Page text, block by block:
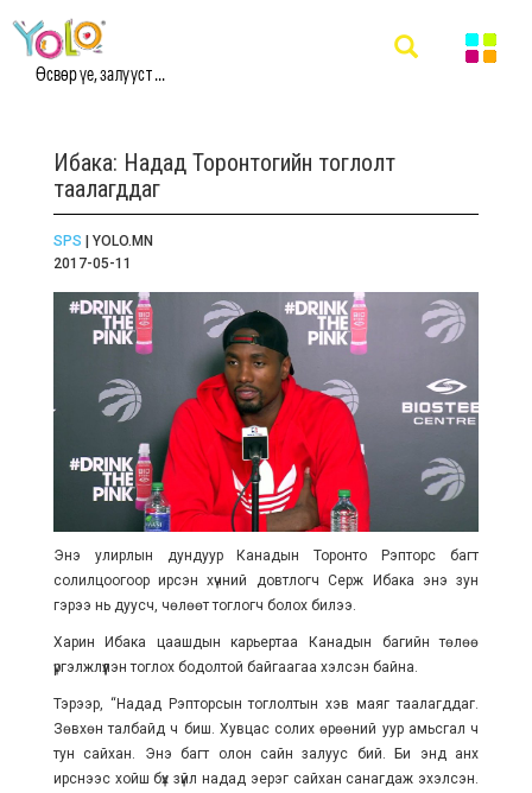
Өсвөр үе, залууст ...
Ибака: Надад Торонтогийн тоглолт
таалагддаг
SPS | YOLO.MN
2017-05-11
Энэ улирлын дундуур Канадын Торонто Рэпторс багт
солилцоогоор ирсэн хүчний довтлогч Серж Ибака энэ зун
гэрээ нь дуусч, чөлөөт тоглогч болох билээ.
Харин Ибака цаашдын карьертаа Канадын багийн төлөө
үргэлжлүүлэн тоглох бодолтой байгаагаа хэлсэн байна.
Тэрээр, “Надад Рэпторсын тоглолтын хэв маяг таалагддаг.
Зөвхөн талбайд ч биш. Хувцас солих өрөөний уур амьсгал ч
тун сайхан. Энэ багт олон сайн залуус бий. Би энд анх
ирснээс хойш бүх зүйл надад эерэг сайхан санагдаж эхэлсэн.